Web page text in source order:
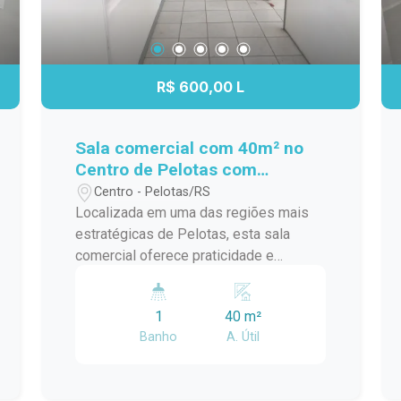
R$ 600,00 L
Sala comercial com 40m² no
Centro de Pelotas com
excelente localização e alto
fluxo de pessoas, a uma
quadra do calçadão e a apenas
69 metros do Carrefour.
Centro - Pelotas/RS
Localizada em uma das regiões mais
estratégicas de Pelotas, esta sala
comercial oferece praticidade e
negócio. Com fácil acesso e inserida
em um ponto de grande circulação, é
uma opção funcional para quem busca
1
Banho
40 m²
A. Útil